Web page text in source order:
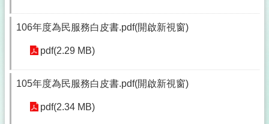
106年度為民服務白皮書.pdf(開啟新視窗)
pdf(2.29 MB)
105年度為民服務白皮書.pdf(開啟新視窗)
pdf(2.34 MB)